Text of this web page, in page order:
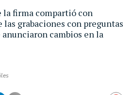
la firma compartió con
las grabaciones con preguntas
anunciaron cambios en la